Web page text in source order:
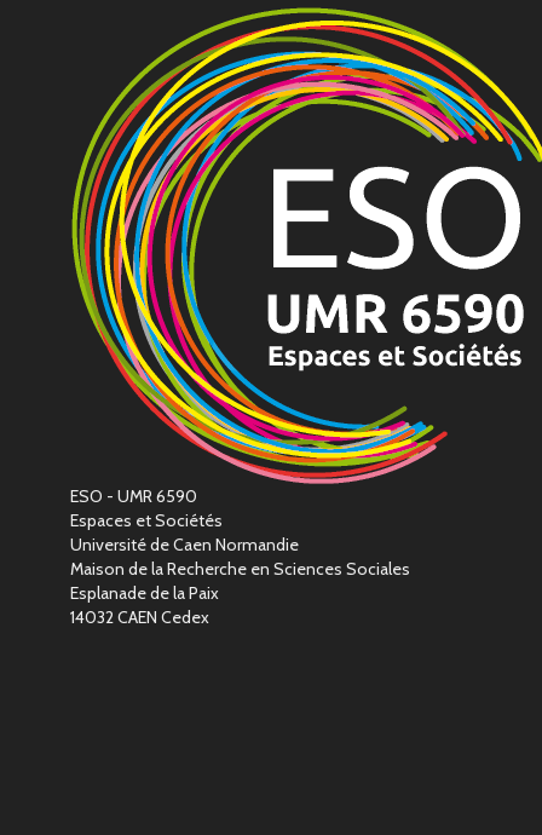
ESO - UMR 6590
Espaces et Sociétés
Université de Caen Normandie
Maison de la Recherche en Sciences Sociales
Esplanade de la Paix
14032 CAEN Cedex